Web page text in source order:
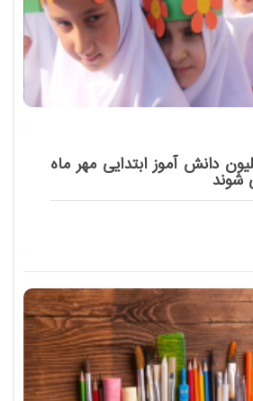
دانش ‌آموز ابتدایی مهر ماه
‌شوند
پیش دبستانی و ابتدایی بعد از
نام دانش آموزان اعلام می شود.